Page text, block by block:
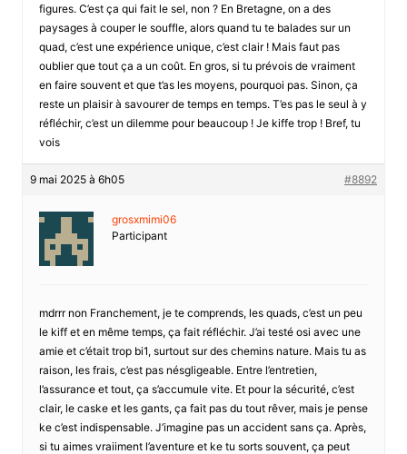
figures. C’est ça qui fait le sel, non ? En Bretagne, on a des
paysages à couper le souffle, alors quand tu te balades sur un
quad, c’est une expérience unique, c’est clair ! Mais faut pas
oublier que tout ça a un coût. En gros, si tu prévois de vraiment
en faire souvent et que t’as les moyens, pourquoi pas. Sinon, ça
reste un plaisir à savourer de temps en temps. T’es pas le seul à y
réfléchir, c’est un dilemme pour beaucoup ! Je kiffe trop ! Bref, tu
vois
9 mai 2025 à 6h05 #8892
grosxmimi06
Participant
mdrrr non Franchement, je te comprends, les quads, c’est un peu
le kiff et en même temps, ça fait réfléchir. J’ai testé osi avec une
amie et c’était trop bi1, surtout sur des chemins nature. Mais tu as
raison, les frais, c’est pas nésgligeable. Entre l’entretien,
l’assurance et tout, ça s’accumule vite. Et pour la sécurité, c’est
clair, le caske et les gants, ça fait pas du tout rêver, mais je pense
ke c’est indispensable. J’imagine pas un accident sans ça. Après,
si tu aimes vraiiment l’aventure et ke tu sorts souvent, ça peut